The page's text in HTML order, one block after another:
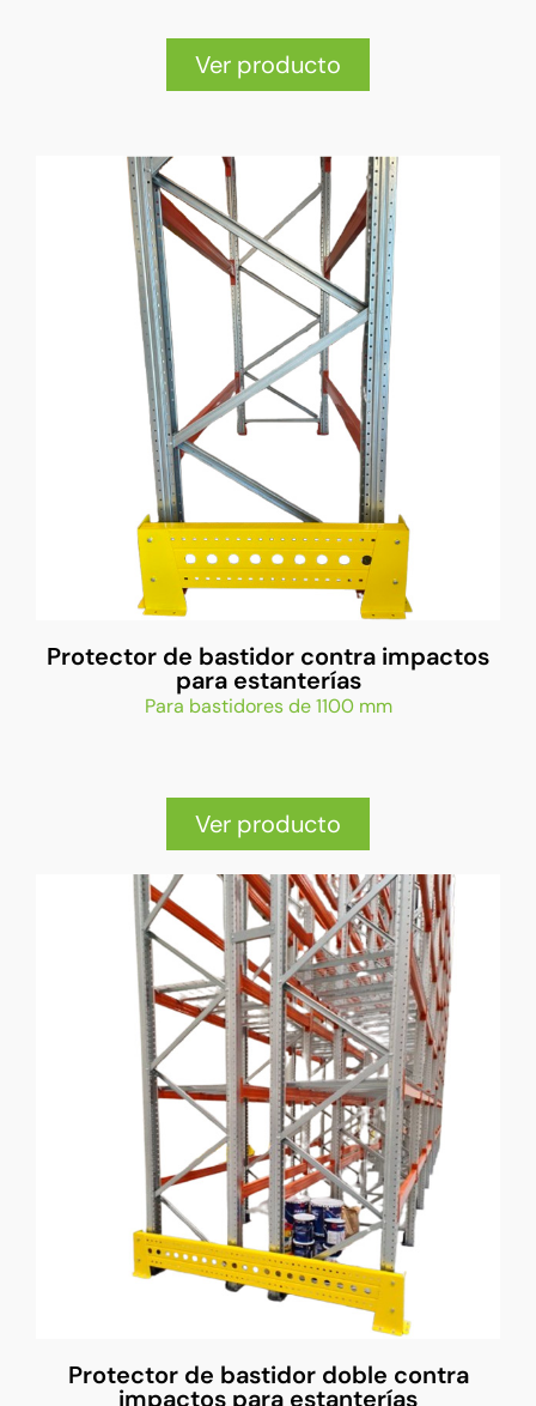
Ver producto
Protector de bastidor contra impactos
para estanterías
Para bastidores de 1100 mm
Ver producto
Protector de bastidor doble contra
impactos para estanterías